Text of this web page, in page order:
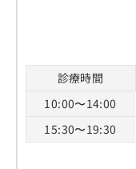
診療時間
10:00〜14:00
15:30〜19:30